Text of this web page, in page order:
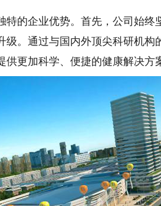
的企业优势。首先，公司始终
。通过与国内外顶尖科研机构
更加科学、便捷的健康解决方